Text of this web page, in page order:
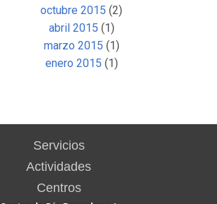
octubre 2015 (2)
abril 2015 (1)
marzo 2015 (1)
enero 2015 (1)
Servicios
Actividades
Centros